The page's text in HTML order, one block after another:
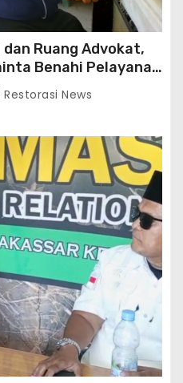
dan Ruang Advokat,
Benahi Pelayanan
Restorasi News